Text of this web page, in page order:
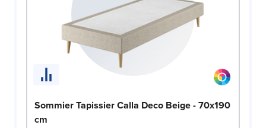
Sommier Tapissier Calla Deco Beige - 70x190
cm